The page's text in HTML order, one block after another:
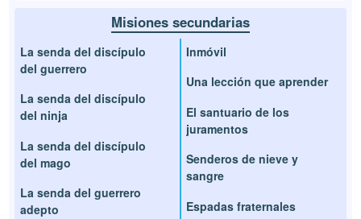
Misiones secundarias
La senda del discípulo
del guerrero
La senda del discípulo
del ninja
La senda del discípulo
del mago
La senda del guerrero
adepto
Inmóvil
Una lección que aprender
El santuario de los
juramentos
Senderos de nieve y
sangre
Espadas fraternales